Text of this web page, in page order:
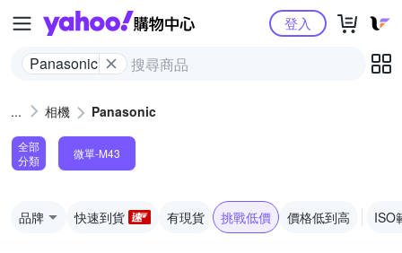
Yahoo購物中心
Panasonic
登入
相機 Panasonic
全部
分類
微單-M43
品牌 快速到貨 有現貨 挑戰低價 價格低到高 ISO